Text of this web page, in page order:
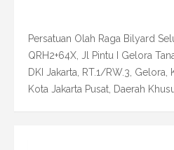
Persatuan Olah Raga Bilyard
QRH2+64X, Jl Pintu I Gelora
DKI Jakarta, RT.1/RW.3, Gelora,
Kota Jakarta Pusat, Daerah